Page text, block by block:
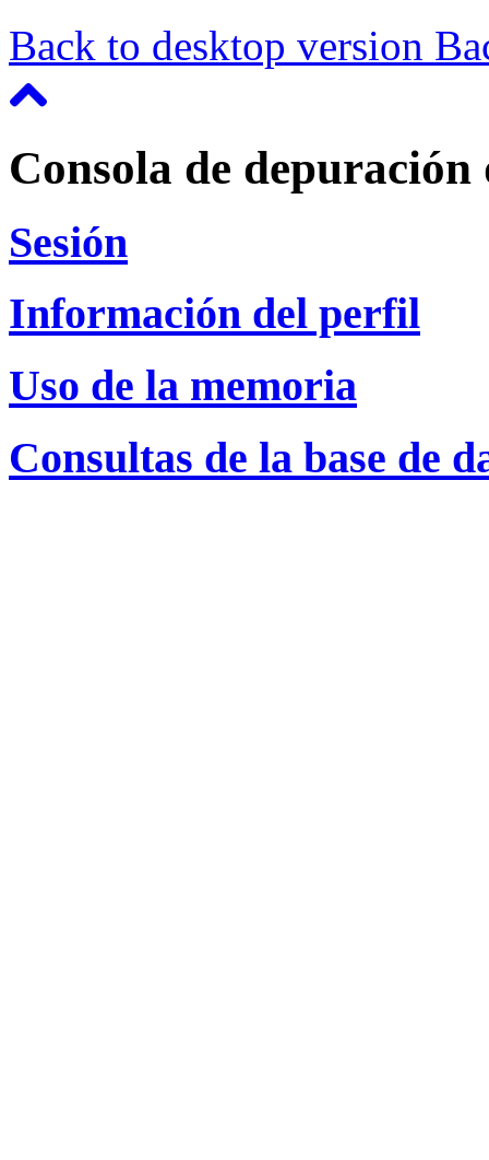
Back to desktop version
Consola de depuración
Sesión
Información del perfil
Uso de la memoria
Consultas de la base de